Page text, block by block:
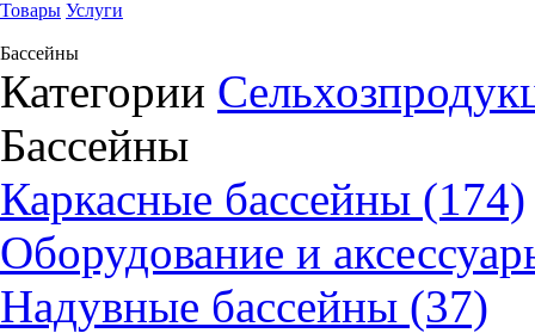
Товары Услуги
Бассейны
Категории
Бассейны
Каркасные бассейны (174)
Оборудование и
Надувные бассейны (37)